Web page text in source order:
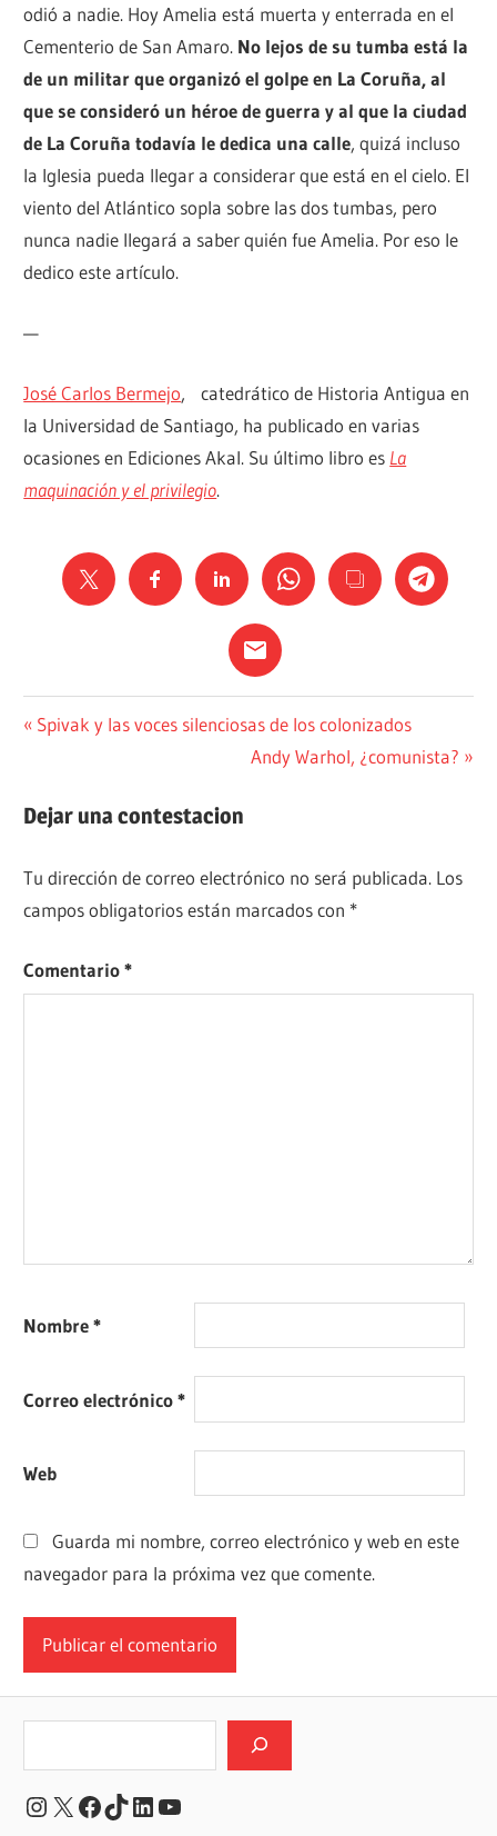
odió a nadie. Hoy Amelia está muerta y enterrada en el
Cementerio de San Amaro. No lejos de su tumba está la
de un militar que organizó el golpe en La Coruña, al
que se consideró un héroe de guerra y al que la ciudad
de La Coruña todavía le dedica una calle, quizá incluso
la Iglesia pueda llegar a considerar que está en el cielo. El
viento del Atlántico sopla sobre las dos tumbas, pero
nunca nadie llegará a saber quién fue Amelia. Por eso le
dedico este artículo.
—
José Carlos Bermejo, catedrático de Historia Antigua en
la Universidad de Santiago, ha publicado en varias
ocasiones en Ediciones Akal. Su último libro es La
maquinación y el privilegio.
MEMORIA
HISTÓRICA
Navegación
entradas
Entrada
Spivak y las voces silenciosas de los colonizados
Siguiente
Andy Warhol, ¿comunista?
Dejar una contestacion
Tu dirección de correo electrónico no será publicada. Los
campos obligatorios están marcados con *
Comentario*
Nombre*
Correo electrónico*
Web
Guarda mi nombre, correo electrónico y web en este
navegador para la próxima vez que comente.
Instagram
X Facebook
TikTok
LinkedIn
YouTube